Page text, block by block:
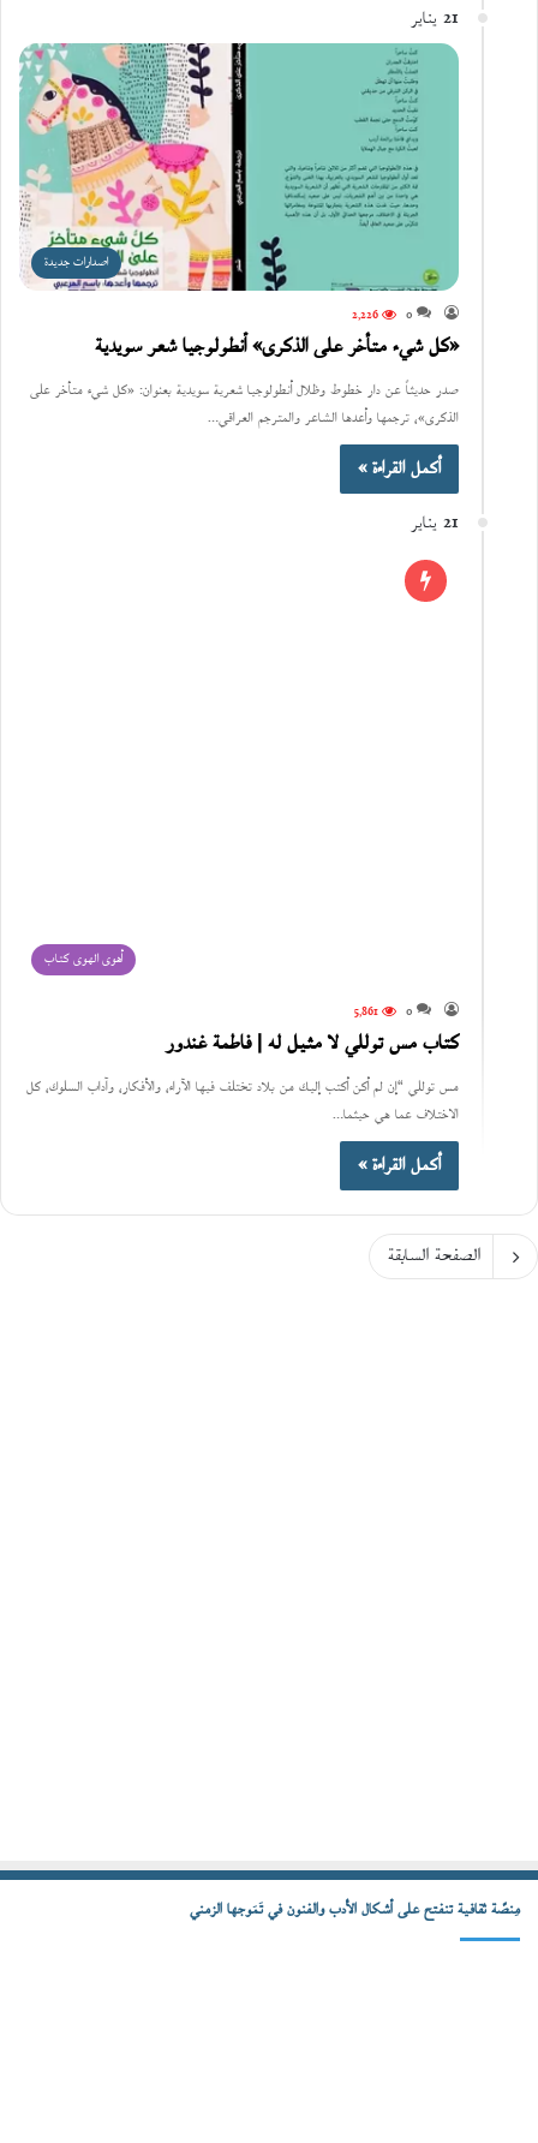
21 يناير
اصدارات جديدة
0 2٬226
«كل شيء متأخر على الذكرى» أنطولوجيا شعر سويدية
صدر حديثاً عن دار خطوط وظلال أنطولوجيا شعرية سويدية بعنوان: «كل شيء متأخر على
الذكرى»، ترجمها وأعدها الشاعر والمترجم العراقي…
أكمل القراءة »
21 يناير
أهوى الهوى كتاب
0 5٬861
كتاب مس توللي لا مثيل له | فاطمة غندور
مس توللي “إن لم أكن أكتب إليك من بلاد تختلف فيها الآراء، والأفكار، وآداب السلوك، كل
الاختلاف عما هي حيثما…
أكمل القراءة »
الصفحة السابقة
مِنصّة ثقافية تنفتح على أشكال الأدب والفنون في تَمَوجها الزمني